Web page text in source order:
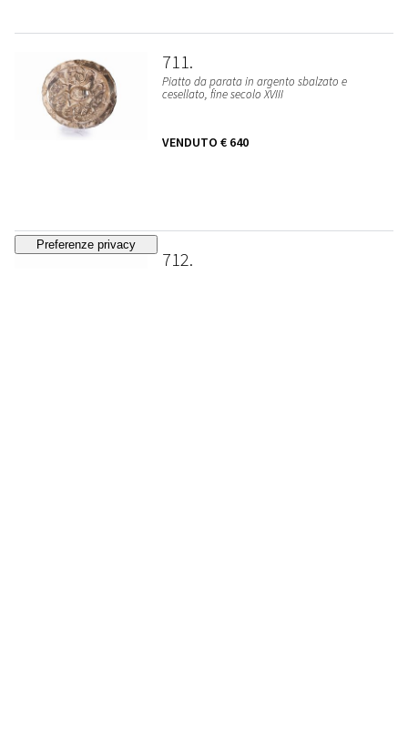
711
Piatto da parata in argento sbalzato e
cesellato, fine secolo XVIII
VENDUTO € 640
712